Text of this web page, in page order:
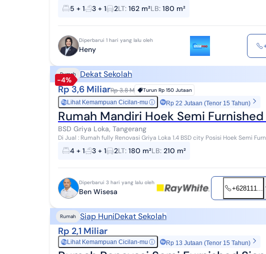
5 + 1 3 + 1 2LT: 162 m²LB: 180 m²
Diperbarui 1 hari yang lalu oleh
Heny
-4%
Rumah Dekat Sekolah
Rp 3,6 MiliarRp 3.8 M Turun Rp 150 Jutaan
RpLihat Kemampuan Cicilan-mu ⓘ Rp 22 Jutaan (Tenor 15 Tahun)
Rumah Mandiri Hoek Semi Furnished
BSD Griya Loka, Tangerang
Di Jual : Rumah fully Renovasi Griya Loka 1.4 BSD city Posisi Hoek Semi Furnished (AC, kitchen set, kanopi 2
mobil, gordyn, water heater) Fengsui...
4 + 1 3 + 1 2LT: 180 m²LB: 210 m²
Diperbarui 3 hari yang lalu oleh
Ben Wisesa +628111...
Rumah Siap HuniDekat Sekolah
Rp 2,1 Miliar
RpLihat Kemampuan Cicilan-mu ⓘ Rp 13 Jutaan (Tenor 15 Tahun)